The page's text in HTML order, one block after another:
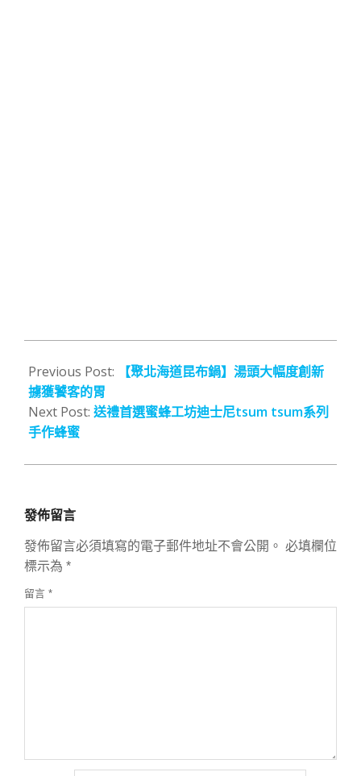
07-
08
Previous Post:
【聚北海道昆布鍋】湯頭大幅度創新
擄獲饕客的胃
Next Post: 送禮首選蜜蜂工坊迪士尼tsum tsum系列
手作蜂蜜
發佈留言
發佈留言必須填寫的電子郵件地址不會公開。 必填欄位
標示為 *
留言 *